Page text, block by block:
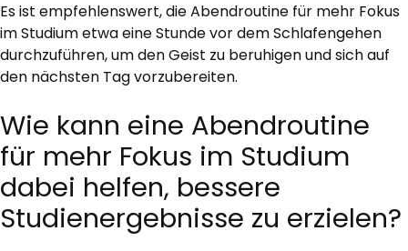
Es ist empfehlenswert, die Abendroutine für mehr Fokus
im Studium etwa eine Stunde vor dem Schlafengehen
durchzuführen, um den Geist zu beruhigen und sich auf
den nächsten Tag vorzubereiten.
Wie kann eine Abendroutine
für mehr Fokus im Studium
dabei helfen, bessere
Studienergebnisse zu erzielen?